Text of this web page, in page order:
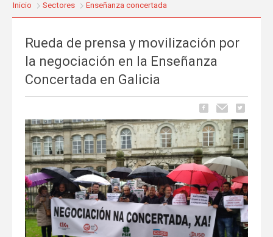
Inicio Sectores Enseñanza concertada
Rueda de prensa y movilización por
la negociación en la Enseñanza
Concertada en Galicia